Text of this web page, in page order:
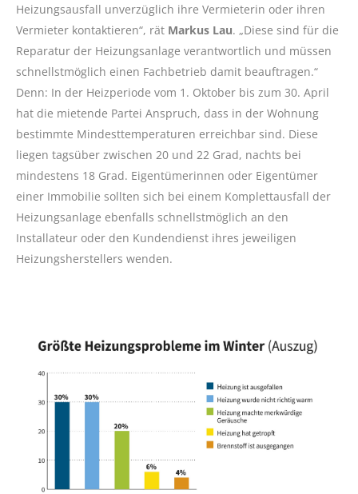
Heizungsausfall unverzüglich ihre Vermieterin oder ihren
Vermieter kontaktieren“, rät Markus Lau. „Diese sind für die
Reparatur der Heizungsanlage verantwortlich und müssen
schnellstmöglich einen Fachbetrieb damit beauftragen.“
Denn: In der Heizperiode vom 1. Oktober bis zum 30. April
hat die mietende Partei Anspruch, dass in der Wohnung
bestimmte Mindesttemperaturen erreichbar sind. Diese
liegen tagsüber zwischen 20 und 22 Grad, nachts bei
mindestens 18 Grad. Eigentümerinnen oder Eigentümer
einer Immobilie sollten sich bei einem Komplettausfall der
Heizungsanlage ebenfalls schnellstmöglich an den
Installateur oder den Kundendienst ihres jeweiligen
Heizungsherstellers wenden.